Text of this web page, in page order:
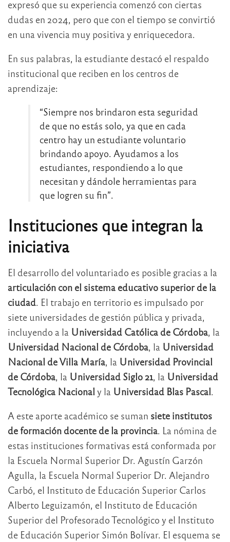
expresó que su experiencia comenzó con ciertas
dudas en 2024, pero que con el tiempo se convirtió
en una vivencia muy positiva y enriquecedora.
En sus palabras, la estudiante destacó el respaldo
institucional que reciben en los centros de
aprendizaje:
“Siempre nos brindaron esta seguridad
de que no estás solo, ya que en cada
centro hay un estudiante voluntario
brindando apoyo. Ayudamos a los
estudiantes, respondiendo a lo que
necesitan y dándole herramientas para
que logren su fin”.
Instituciones que integran la
iniciativa
El desarrollo del voluntariado es posible gracias a la
articulación con el sistema educativo superior de la
ciudad. El trabajo en territorio es impulsado por
siete universidades de gestión pública y privada,
incluyendo a la Universidad Católica de Córdoba, la
Universidad Nacional de Córdoba, la Universidad
Nacional de Villa María, la Universidad Provincial
de Córdoba, la Universidad Siglo 21, la Universidad
Tecnológica Nacional y la Universidad Blas Pascal.
A este aporte académico se suman siete institutos
de formación docente de la provincia. La nómina de
estas instituciones formativas está conformada por
la Escuela Normal Superior Dr. Agustín Garzón
Agulla, la Escuela Normal Superior Dr. Alejandro
Carbó, el Instituto de Educación Superior Carlos
Alberto Leguizamón, el Instituto de Educación
Superior del Profesorado Tecnológico y el Instituto
de Educación Superior Simón Bolívar. El esquema se